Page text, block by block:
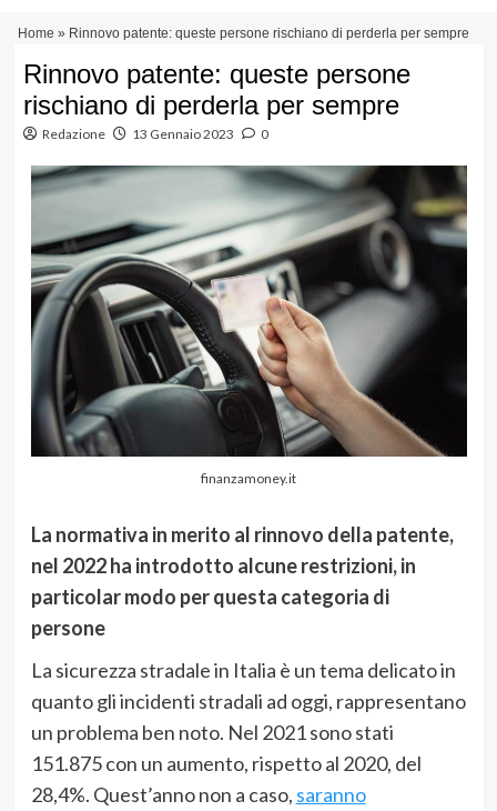
contenuto
Home » Rinnovo patente: queste persone rischiano di perderla per sempre
Rinnovo patente: queste persone
rischiano di perderla per sempre
Redazione 13 Gennaio 2023 0
finanzamoney.it
La normativa in merito al rinnovo della patente,
nel 2022 ha introdotto alcune restrizioni, in
particolar modo per questa categoria di
persone
La sicurezza stradale in Italia è un tema delicato in
quanto gli incidenti stradali ad oggi, rappresentano
un problema ben noto. Nel 2021 sono stati
151.875 con un aumento, rispetto al 2020, del
28,4%. Quest’anno non a caso, saranno